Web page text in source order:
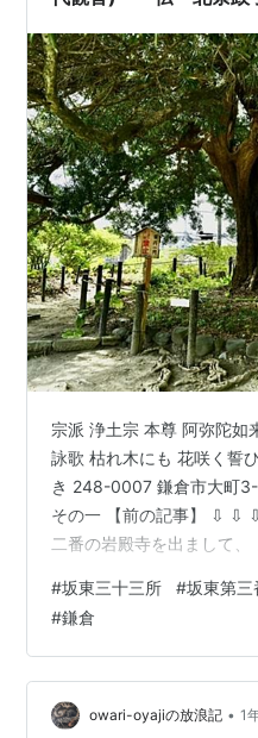
宗派 浄土宗 本尊 阿弥陀如
詠歌 枯れ木にも 花咲く誓
き 248-0007 鎌倉市大町
その一 【前の記事】 ⇩ ⇩
二番の岩殿寺を出まして、
イドブックには、 無料の
が 現在は駐車することが
ク鎌倉大町2丁目に、 カロ
た。 この寺は、長楽寺・
前身寺院が関係しており…
#坂東三十三所 #坂東第三
#鎌倉
owari-oyajiの放浪記 • 1